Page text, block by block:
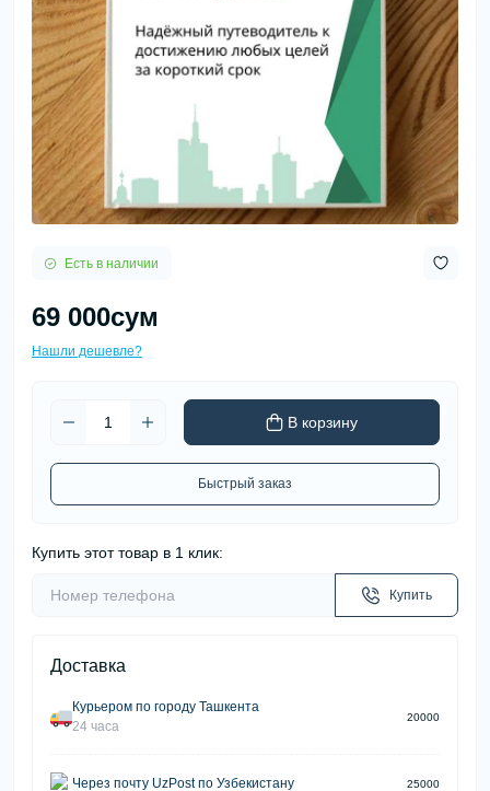
Есть в наличии
69 000сум
Нашли дешевле?
В корзину
Быстрый заказ
Купить этот товар в 1 клик:
Купить
Доставка
Курьером по городу Ташкента
24 часа
20000
Через почту UzPost по Узбекистану 25000